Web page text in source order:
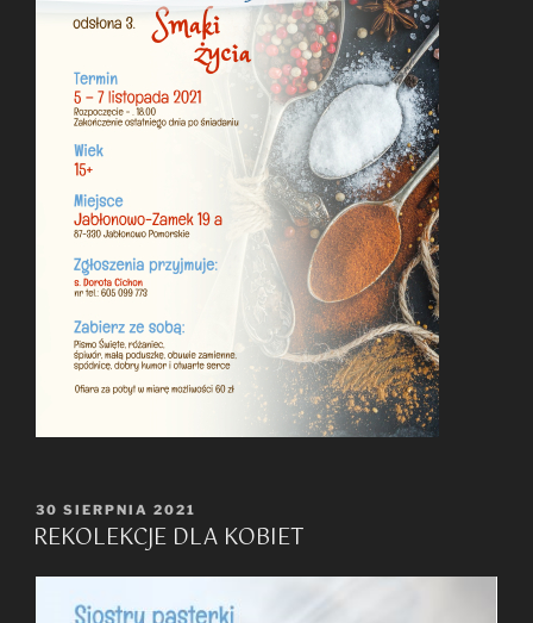
OPUBLIKOWANE
W
30 SIERPNIA 2021
REKOLEKCJE DLA KOBIET